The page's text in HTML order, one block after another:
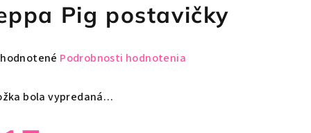
Pig postavičky
Podrobnosti hodnotenia
bola vypredaná…